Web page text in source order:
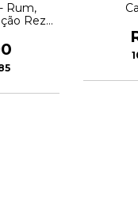
Rum,
Reza